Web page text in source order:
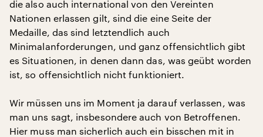
die also auch international von den Vereinten
Nationen erlassen gilt, sind die eine Seite der
Medaille, das sind letztendlich auch
Minimalanforderungen, und ganz offensichtlich gibt
es Situationen, in denen dann das, was geübt worden
ist, so offensichtlich nicht funktioniert.
Wir müssen uns im Moment ja darauf verlassen, was
man uns sagt, insbesondere auch von Betroffenen.
Hier muss man sicherlich auch ein bisschen mit in